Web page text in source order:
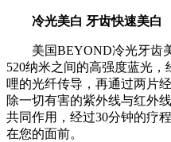
冷光美白 牙齿快速美白
美国BEYOND冷光牙齿美
520纳米之间的高强度蓝光
哩的光纤传导，再通过两片
除一切有害的紫外线与红外
共同作用，经过30分钟的疗
在您的面前。